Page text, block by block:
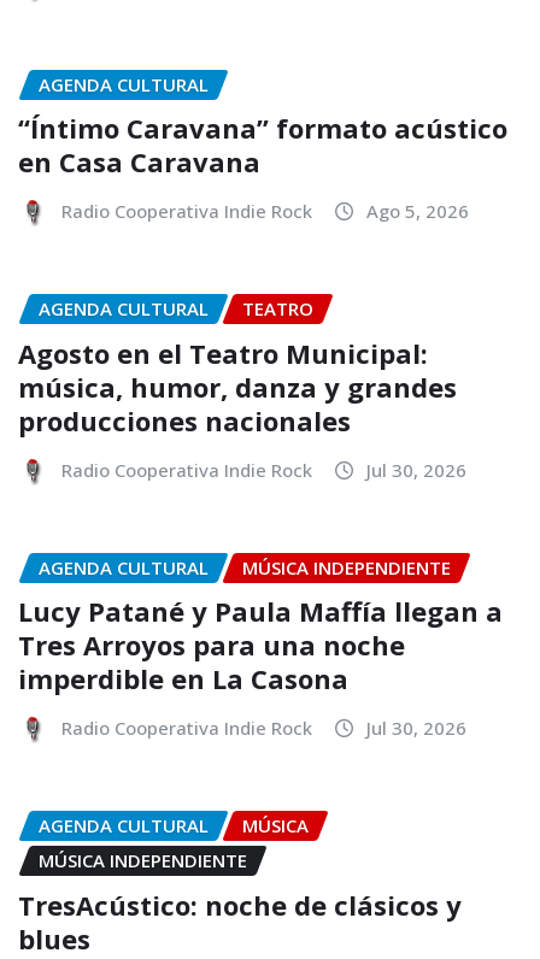
AGENDA CULTURAL
“Íntimo Caravana” formato acústico
en Casa Caravana
Radio Cooperativa Indie Rock Ago 5, 2026
AGENDA CULTURAL TEATRO
Agosto en el Teatro Municipal:
música, humor, danza y grandes
producciones nacionales
Radio Cooperativa Indie Rock Jul 30, 2026
AGENDA CULTURAL MÚSICA INDEPENDIENTE
Lucy Patané y Paula Maffía llegan a
Tres Arroyos para una noche
imperdible en La Casona
Radio Cooperativa Indie Rock Jul 30, 2026
AGENDA CULTURAL
MÚSICA
MÚSICA INDEPENDIENTE
TresAcústico: noche de clásicos y
blues